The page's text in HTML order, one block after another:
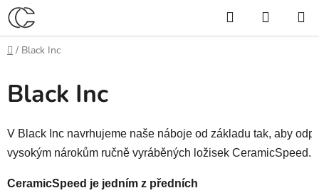
Přejít
na
obsah
Hledat
KOŠÍK
Domů
/ Black Inc
Black Inc
V Black Inc navrhujeme naše náboje od základu tak, aby
vysokým nárokům ručně vyráběných ložisek CeramicSpeed.
CeramicSpeed ​​je jedním z předních